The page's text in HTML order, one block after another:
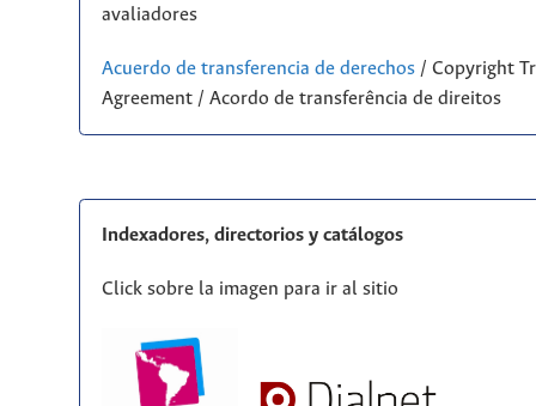
avaliadores
Acuerdo de transferencia de derechos/ Copyright
Agreement / Acordo de transferência de direitos
Indexadores, directorios y catálogos
Click sobre la imagen para ir al sitio